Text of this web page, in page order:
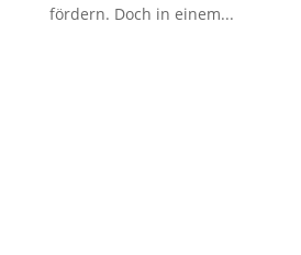
fördern. Doch in einem...